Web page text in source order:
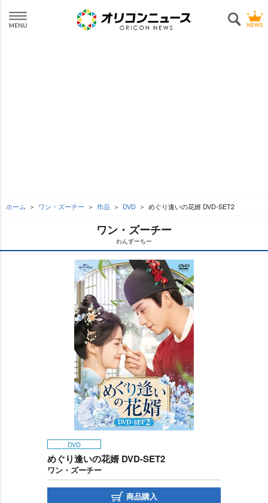
ホーム ワン・ズーチー 作品 DVD めぐり逢いの花婿 DVD-SET2
ワン・ズーチー
わんずーちー
DVD
めぐり逢いの花婿 DVD-SET2
ワン・ズーチー
商品購入